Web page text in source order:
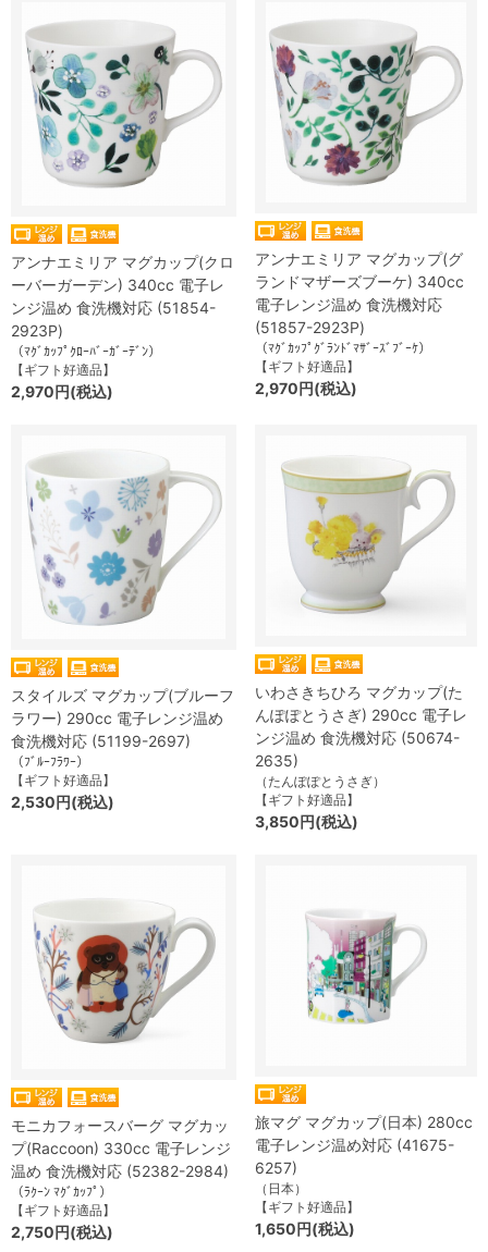
アンナエミリア マグカップ(クロ
ーバーガーデン) 340cc 電子レ
ンジ温め 食洗機対応 (51854-
2923P)
（ﾏｸﾞｶｯﾌﾟｸﾛｰﾊﾞｰｶﾞｰﾃﾞﾝ）
【ギフト好適品】
2,970円(税込)
アンナエミリア マグカップ(グ
ランドマザーズブーケ) 340cc
電子レンジ温め 食洗機対応
(51857-2923P)
（ﾏｸﾞｶｯﾌﾟｸﾞﾗﾝﾄﾞﾏｻﾞｰｽﾞﾌﾞｰｹ）
【ギフト好適品】
2,970円(税込)
スタイルズ マグカップ(ブルーフ
ラワー) 290cc 電子レンジ温め
食洗機対応 (51199-2697)
（ﾌﾞﾙｰﾌﾗﾜｰ）
【ギフト好適品】
2,530円(税込)
いわさきちひろ マグカップ(た
んぽぽとうさぎ) 290cc 電子レ
ンジ温め 食洗機対応 (50674-
2635)
（たんぽぽとうさぎ）
【ギフト好適品】
3,850円(税込)
モニカフォースバーグ マグカッ
プ(Raccoon) 330cc 電子レンジ
温め 食洗機対応 (52382-2984)
（ﾗｸｰﾝ ﾏｸﾞｶｯﾌﾟ）
【ギフト好適品】
2,750円(税込)
旅マグ マグカップ(日本) 280cc
電子レンジ温め対応 (41675-
6257)
（日本）
【ギフト好適品】
1,650円(税込)